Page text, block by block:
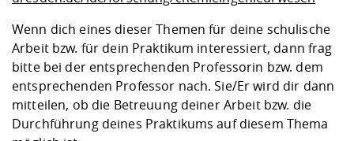
Wenn dich eines dieser Themen für deine schulische
Arbeit bzw. für dein Praktikum interessiert, dann frag
bitte bei der entsprechenden Professorin bzw. dem
entsprechenden Professor nach. Sie/Er wird dir dann
mitteilen, ob die Betreuung deiner Arbeit bzw. die
Durchführung deines Praktikums auf diesem Thema